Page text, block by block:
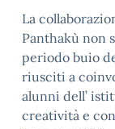
La
Panthakù non
periodo buio
riusciti a
alunni dell’
creatività e